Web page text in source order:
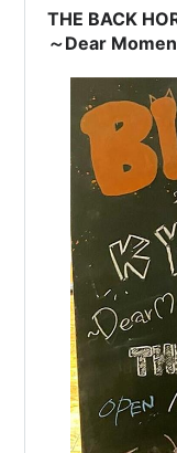
患していた私にと
薔薇よりも芳烈
THE BACK
～Dear